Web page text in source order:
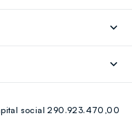
social 290.923.470,00